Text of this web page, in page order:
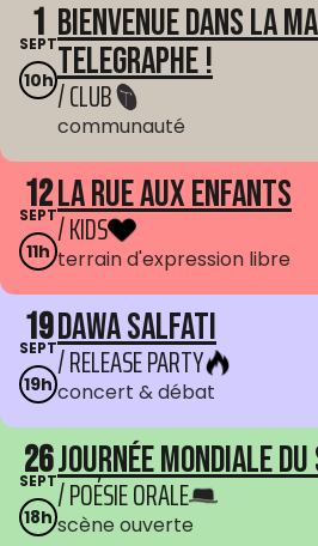
1
SEPT
10h
Bienvenue dans La
Telegraphe !
/ CLUB
communauté
12
SEPT
11h
La Rue aux enfants
/ KIDS
terrain d'expression libre
19
SEPT
19h
Dawa Salfati
/ RELEASE PARTY
concert & débat
26
SEPT
18h
Journée mondiale du
/ POÉSIE ORALE
scène ouverte